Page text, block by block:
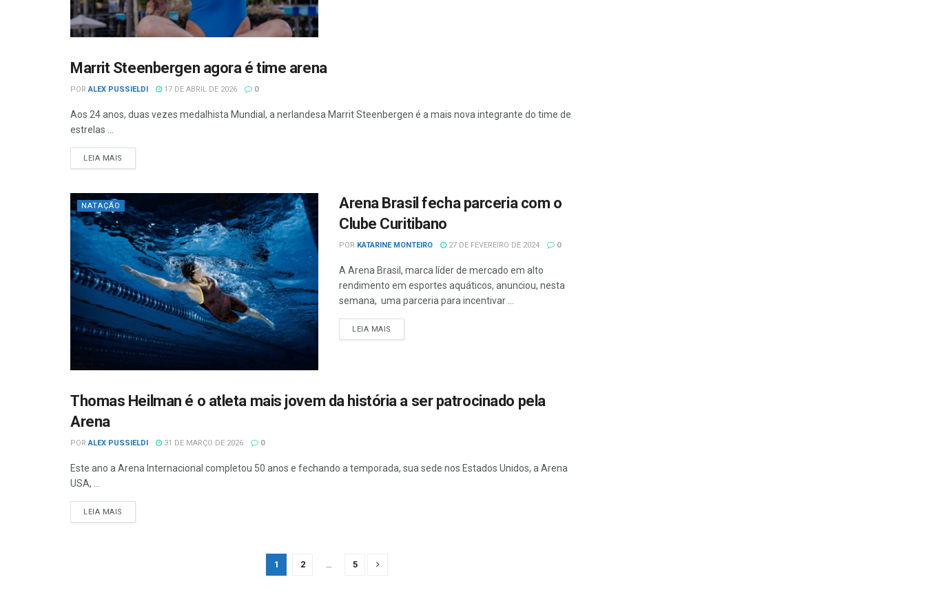
BLOG DO COACH
Marrit Steenbergen agora é time arena
POR ALEX PUSSIELDI 17 DE ABRIL DE 2026 0
Aos 24 anos, duas vezes medalhista Mundial, a nerlandesa Marrit Steenbergen é a mais nova integrante do time de
estrelas ...
LEIA MAIS
NATAÇÃO
Arena Brasil fecha parceria com o
Clube Curitibano
POR KATARINE MONTEIRO 27 DE FEVEREIRO DE 2024 0
A Arena Brasil, marca líder de mercado em alto
rendimento em esportes aquáticos, anunciou, nesta
semana, uma parceria para incentivar ...
LEIA MAIS
BLOG DO COACH
Thomas Heilman é o atleta mais jovem da história a ser patrocinado pela
Arena
POR ALEX PUSSIELDI 31 DE MARÇO DE 2026 0
Este ano a Arena Internacional completou 50 anos e fechando a temporada, sua sede nos Estados Unidos, a Arena
USA, ...
LEIA MAIS
1 2 … 5